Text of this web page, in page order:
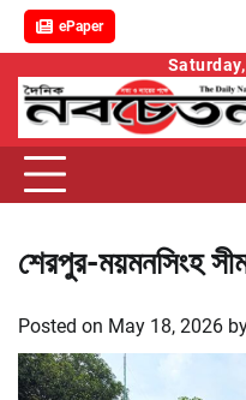
ePaper
content
শেরপুর-ময়মনসিংহ
Posted on May 18, 2026